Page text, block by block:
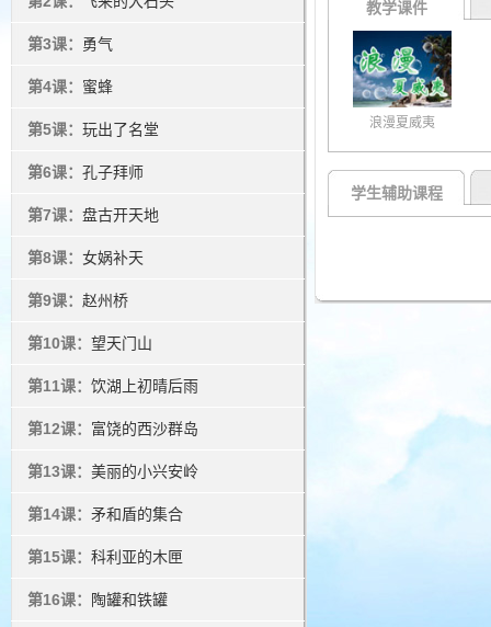
第3课： 勇气
第4课： 蜜蜂
第5课： 玩出了名堂
第6课： 孔子拜师
第7课： 盘古开天地
第8课： 女娲补天
第9课： 赵州桥
第10课： 望天门山
第11课： 饮湖上初晴后雨
第12课： 富饶的西沙群岛
第13课： 美丽的小兴安岭
第14课： 矛和盾的集合
第15课： 科利亚的木匣
第16课： 陶罐和铁罐
教学课件
浪漫夏威夷
学生辅助课程